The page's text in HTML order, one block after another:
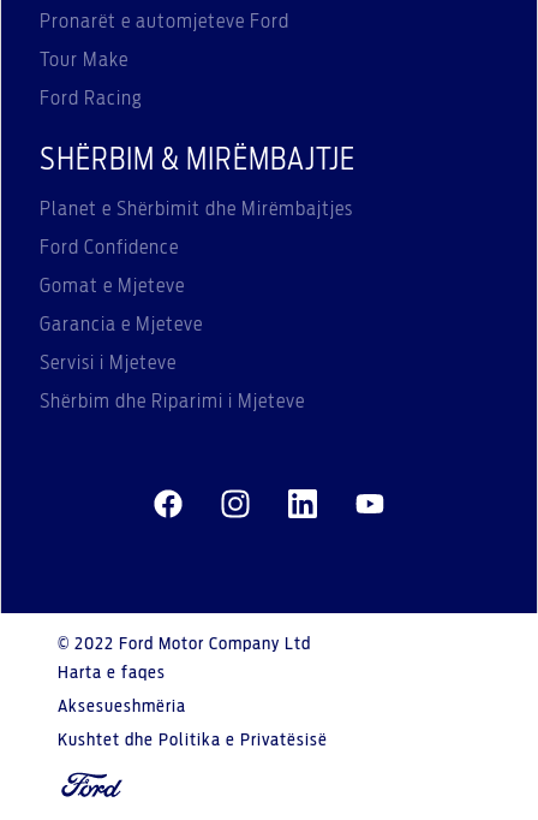
Pronarët e automjeteve Ford
Tour Make
Ford Racing
SHËRBIM & MIRËMBAJTJE
Planet e Shërbimit dhe Mirëmbajtjes
Ford Confidence
Gomat e Mjeteve
Garancia e Mjeteve
Servisi i Mjeteve
Shërbim dhe Riparimi i Mjeteve
© 2022 Ford Motor Company Ltd
Harta e faqes
Aksesueshmëria
Kushtet dhe Politika e Privatësisë